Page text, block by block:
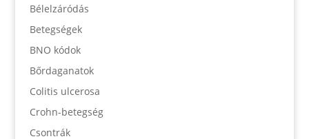
Bélelzáródás
Betegségek
BNO kódok
Bőrdaganatok
Colitis ulcerosa
Crohn-betegség
Csontrák